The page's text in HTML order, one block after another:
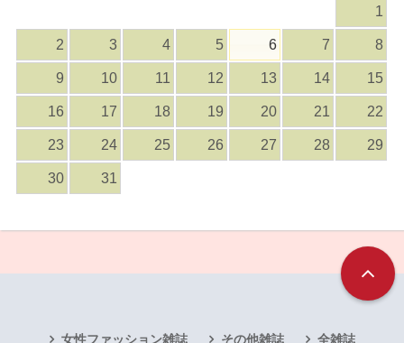
1
2 3 4 5 6 7 8
9 10 11 12 13 14 15
16 17 18 19 20 21 22
23 24 25 26 27 28 29
30 31
女性ファッション雑誌 その他雑誌 全雑誌